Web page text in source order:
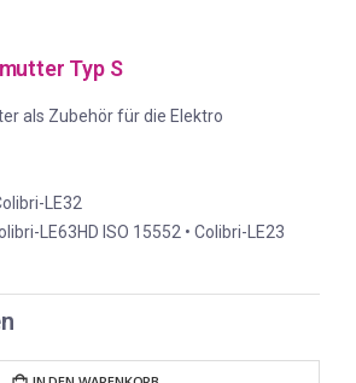
Typ S
als Zubehör für die Elektro
LE32
LE63HD ISO 15552 • Colibri-LE23